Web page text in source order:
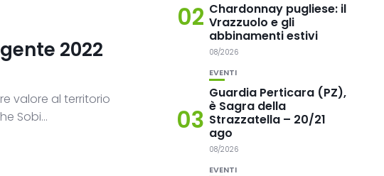
2022
valore al territorio
Sobi...
02 Chardonnay pugliese: il
Vrazzuolo e gli
abbinamenti estivi
08/2026
03
EVENTI
Guardia Perticara (PZ),
è Sagra della
Strazzatella – 20/21
ago
08/2026
EVENTI